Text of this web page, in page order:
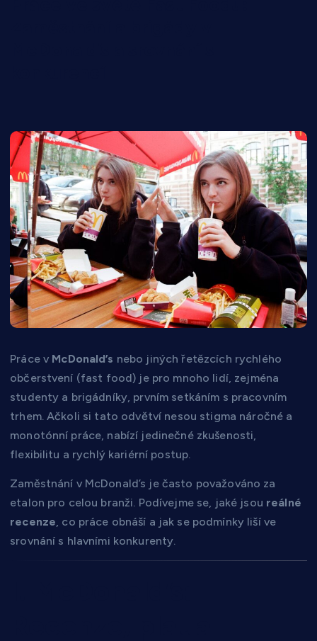
Práce v McDonald’s nebo jiných řetězcích rychlého
občerstvení (fast food) je pro mnoho lidí, zejména
studenty a brigádníky, prvním setkáním s pracovním
trhem. Ačkoli si tato odvětví nesou stigma náročné a
monotónní práce, nabízí jedinečné zkušenosti,
flexibilitu a rychlý kariérní postup.
Zaměstnání v McDonald’s je často považováno za
etalon pro celou branži. Podívejme se, jaké jsou reálné
recenze, co práce obnáší a jak se podmínky liší ve
srovnání s hlavními konkurenty.